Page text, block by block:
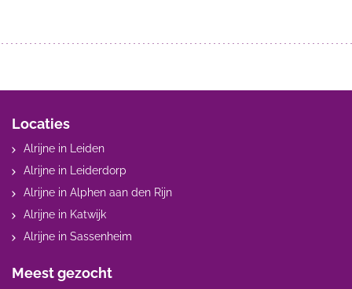
Locaties
Alrijne in Leiden
Alrijne in Leiderdorp
Alrijne in Alphen aan den Rijn
Alrijne in Katwijk
Alrijne in Sassenheim
Meest gezocht